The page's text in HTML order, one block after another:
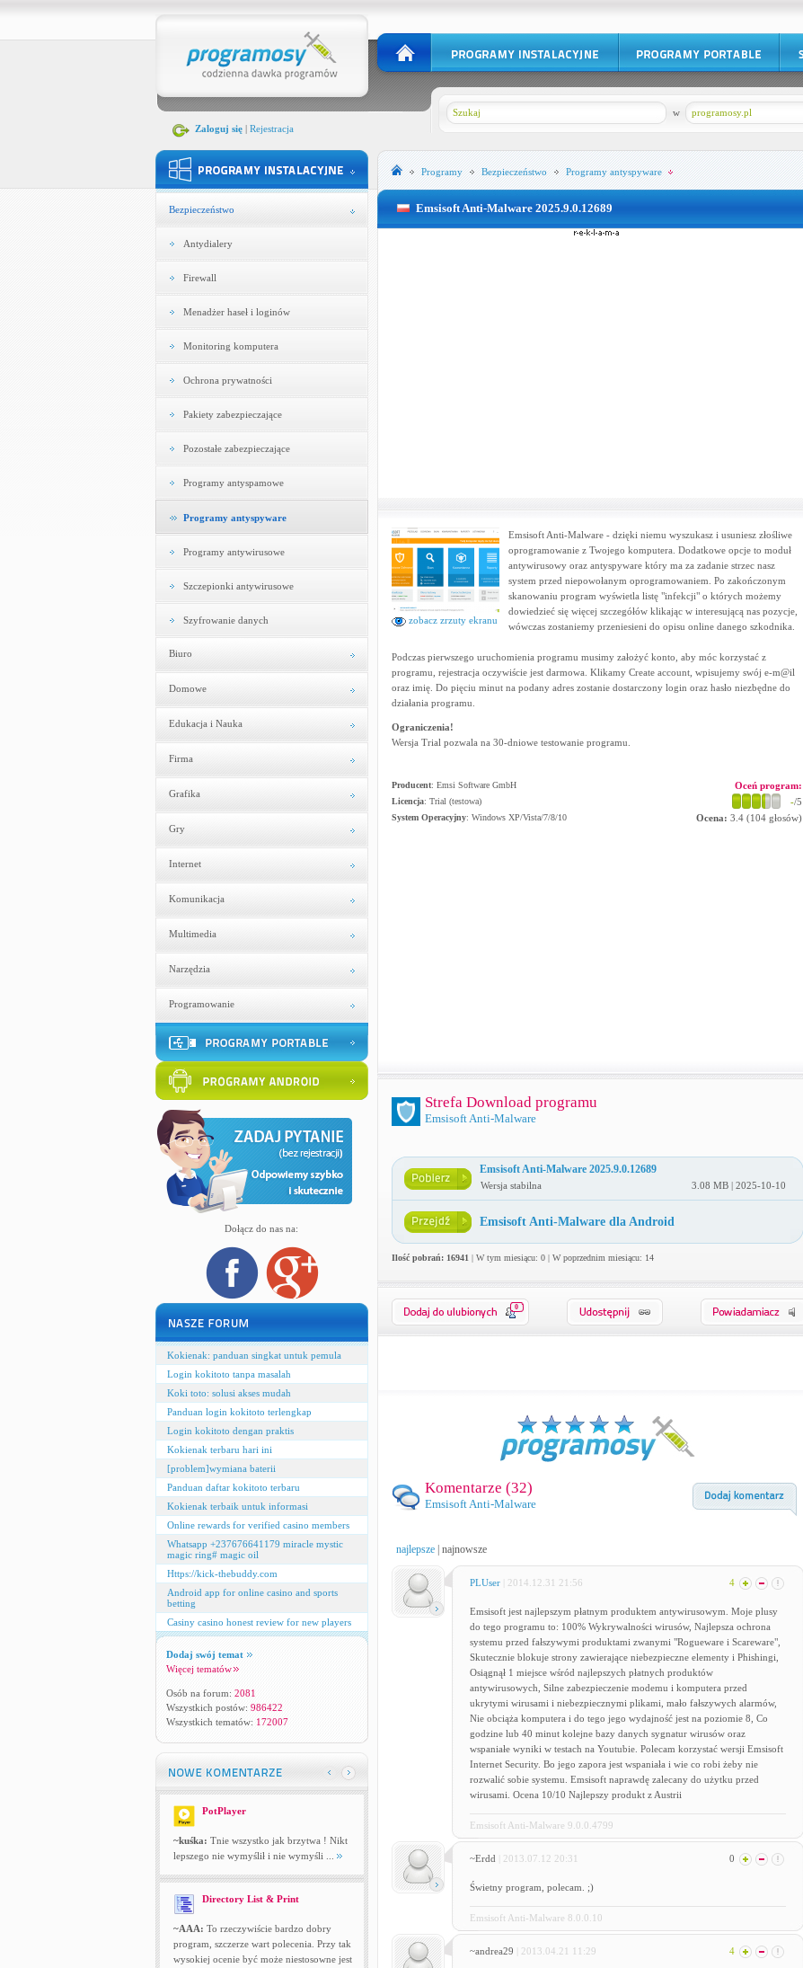
Zaloguj się| Rejestracja
programosy.pl
w
Bezpieczeństwo
Antydialery
Firewall
Menadżer haseł i loginów
Monitoring komputera
Ochrona prywatności
Pakiety zabezpieczające
Pozostałe zabezpieczające
Programy antyspamowe
Programy antyspyware
Programy antywirusowe
Szczepionki antywirusowe
Szyfrowanie danych
Biuro
Domowe
Edukacja i Nauka
Firma
Grafika
Gry
Internet
Komunikacja
Multimedia
Narzędzia
Programowanie
Dołącz do nas na:
Kokienak: panduan singkat untuk pemula
Login kokitoto tanpa masalah
Koki toto: solusi akses mudah
Panduan login kokitoto terlengkap
Login kokitoto dengan praktis
Kokienak terbaru hari ini
[problem]wymiana baterii
Panduan daftar kokitoto terbaru
Kokienak terbaik untuk informasi
Online rewards for verified casino members
Whatsapp +237676641179 miracle mystic
magic ring# magic oil
Https://kick-thebuddy.com
Android app for online casino and sports
betting
Casiny casino honest review for new players
Dodaj swój temat
Więcej tematów
Osób na forum: 2081
Wszystkich postów: 986422
Wszystkich tematów: 172007
PotPlayer
~kuśka: Tnie wszystko jak brzytwa ! Nikt
lepszego nie wymyślił i nie wymyśli ...
Directory List & Print
~AAA: To rzeczywiście bardzo dobry
program, szczerze wart polecenia. Przy tak
wysokiej ocenie być może niestosowne jest
Programy Bezpieczeństwo Programy antyspyware
Emsisoft Anti-Malware 2025.9.0.12689
zobacz zrzuty ekranu
Emsisoft Anti-Malware - dzięki niemu wyszukasz i usuniesz złośliwe
oprogramowanie z Twojego komputera. Dodatkowe opcje to moduł
antywirusowy oraz antyspyware który ma za zadanie strzec nasz
system przed niepowołanym oprogramowaniem. Po zakończonym
skanowaniu program wyświetla listę "infekcji" o których możemy
dowiedzieć się więcej szczegółów klikając w interesującą nas pozycje,
wówczas zostaniemy przeniesieni do opisu online danego szkodnika.
Podczas pierwszego uruchomienia programu musimy założyć konto, aby móc korzystać z
programu, rejestracja oczywiście jest darmowa. Klikamy Create account, wpisujemy swój e-m@il
oraz imię. Do pięciu minut na podany adres zostanie dostarczony login oraz hasło niezbędne do
działania programu.
Ograniczenia!
Wersja Trial pozwala na 30-dniowe testowanie programu.
Producent: Emsi Software GmbH
Licencja: Trial (testowa)
System Operacyjny: Windows XP/Vista/7/8/10
Oceń program:
-/5
Ocena: 3.4(104głosów)
Strefa Download programu
Emsisoft Anti-Malware
Emsisoft Anti-Malware 2025.9.0.12689
Wersja stabilna 3.08 MB | 2025-10-10
Emsisoft Anti-Malware dla Android
Ilość pobrań: 16941 | W tym miesiącu: 0 | W poprzednim miesiącu: 14
0
Komentarze (32)
Emsisoft Anti-Malware
najlepsze| najnowsze
PLUser | 2014.12.31 21:56 4
Emsisoft jest najlepszym płatnym produktem antywirusowym. Moje plusy
do tego programu to: 100% Wykrywalności wirusów, Najlepsza ochrona
systemu przed fałszywymi produktami zwanymi "Rogueware i Scareware",
Skutecznie blokuje strony zawierające niebezpieczne elementy i Phishingi,
Osiągnął 1 miejsce wśród najlepszych płatnych produktów
antywirusowych, Silne zabezpieczenie modemu i komputera przed
ukrytymi wirusami i niebezpiecznymi plikami, mało fałszywych alarmów,
Nie obciąża komputera i do tego jego wydajność jest na poziomie 8, Co
godzine lub 40 minut kolejne bazy danych sygnatur wirusów oraz
wspaniałe wyniki w testach na Youtubie. Polecam korzystać wersji Emsisoft
Internet Security. Bo jego zapora jest wspaniała i wie co robi żeby nie
rozwalić sobie systemu. Emsisoft naprawdę zalecany do użytku przed
wirusami. Ocena 10/10 Najlepszy produkt z Austrii
Emsisoft Anti-Malware 9.0.0.4799
~Erdd | 2013.07.12 20:31 0
Świetny program, polecam. ;)
Emsisoft Anti-Malware 8.0.0.10
~andrea29 | 2013.04.21 11:29 4